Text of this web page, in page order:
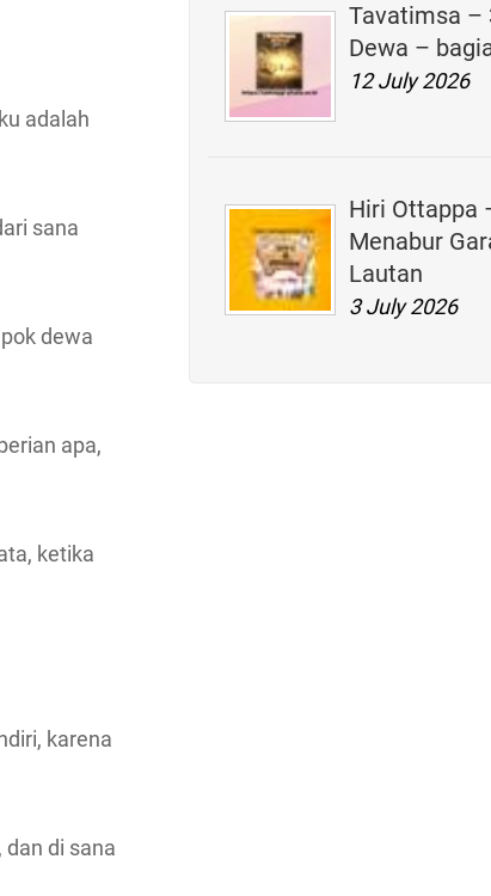
Tavatimsa –
Dewa –
12 July 2026
Hiri Ottappa
Menabur
Lautan
3 July 2026
adalah
sana
dewa
apa,
ketika
karena
di sana